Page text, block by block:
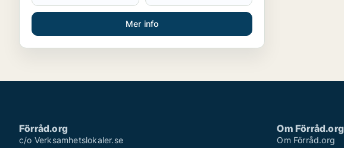
Mer info
Förråd.org
c/o Verksamhetslokaler.se
Om Förråd.org
Om Förråd.org